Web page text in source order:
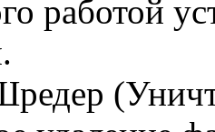
работой